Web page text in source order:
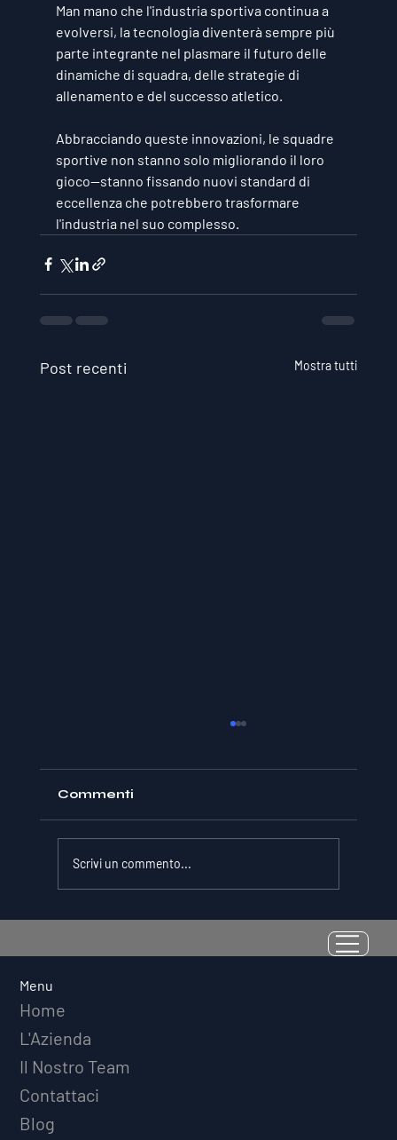
Man mano che l'industria sportiva continua a
evolversi, la tecnologia diventerà sempre più
parte integrante nel plasmare il futuro delle
dinamiche di squadra, delle strategie di
allenamento e del successo atletico.
Abbracciando queste innovazioni, le squadre
sportive non stanno solo migliorando il loro
gioco—stanno fissando nuovi standard di
eccellenza che potrebbero trasformare
l'industria nel suo complesso.
Post recenti Mostra tutti
Misurabile: Perché il Quoziente di
Commenti
Scrivi un commento...
Menu
Home
L'Azienda
Il Nostro Team
Contattaci
Blog